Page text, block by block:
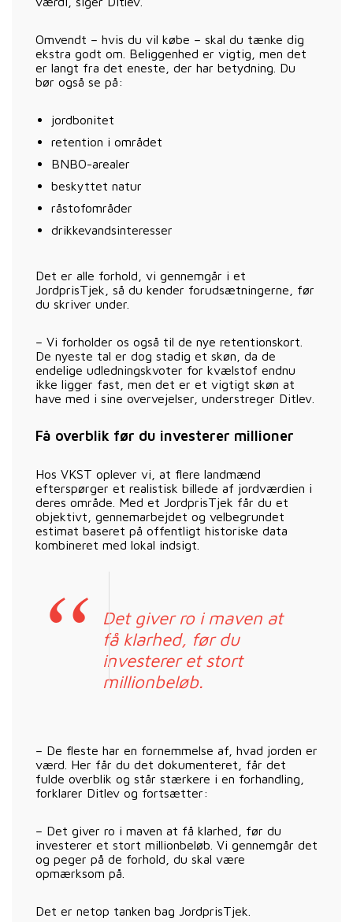
Omvendt – hvis du vil købe – skal du tænke dig
ekstra godt om. Beliggenhed er vigtig, men det
er langt fra det eneste, der har betydning. Du
bør også se på:
jordbonitet
retention i området
BNBO-arealer
beskyttet natur
råstofområder
drikkevandsinteresser
Det er alle forhold, vi gennemgår i et
JordprisTjek, så du kender forudsætningerne, før
du skriver under.
– Vi forholder os også til de nye retentionskort.
De nyeste tal er dog stadig et skøn, da de
endelige udledningskvoter for kvælstof endnu
ikke ligger fast, men det er et vigtigt skøn at
have med i sine overvejelser, understreger Ditlev.
Få overblik før du investerer millioner
Hos VKST oplever vi, at flere landmænd
efterspørger et realistisk billede af jordværdien i
deres område. Med et JordprisTjek får du et
objektivt, gennemarbejdet og velbegrundet
estimat baseret på offentligt historiske data
kombineret med lokal indsigt.
Det giver ro i maven at
få klarhed, før du
investerer et stort
millionbeløb.
– De fleste har en fornemmelse af, hvad jorden er
værd. Her får du det dokumenteret, får det
fulde overblik og står stærkere i en forhandling,
forklarer Ditlev og fortsætter:
– Det giver ro i maven at få klarhed, før du
investerer et stort millionbeløb. Vi gennemgår det
og peger på de forhold, du skal være
opmærksom på.
Det er netop tanken bag JordprisTjek.